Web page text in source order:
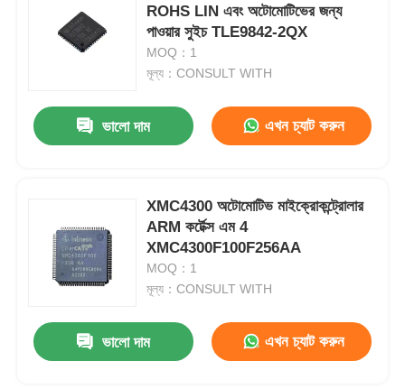
ভিডিও
আমাদের সম্পর্কে
ROHS LIN এবং অটোমোটিভের জন্য
পাওয়ার সুইচ TLE9842-2QX
MOQ：1
মূল্য：CONSULT WITH
ভালো দাম এখন চ্যাট করুন
XMC4300 অটোমোটিভ মাইক্রোকন্ট্রোলার
ARM কর্টেক্স এম 4
XMC4300F100F256AA
MOQ：1
মূল্য：CONSULT WITH
ভালো দাম এখন চ্যাট করুন